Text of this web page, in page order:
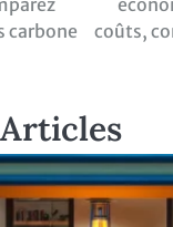
carbone
coûts,